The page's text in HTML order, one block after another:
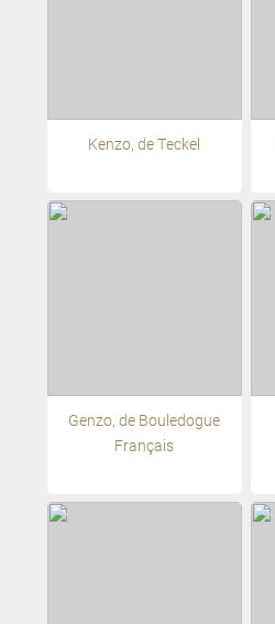
Kenzo, de Teckel
Genzo, de Bouledogue
Français